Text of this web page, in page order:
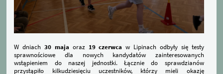
W dniach30 maja oraz 19 czerwca w Lipinach odbyły się testy
sprawnościowe dla nowych kandydatów zainteresowanych
wstąpieniem do naszej jednostki. Łącznie do sprawdzianów
przystąpiło kilkudziesięciu uczestników, którzy mieli okazję